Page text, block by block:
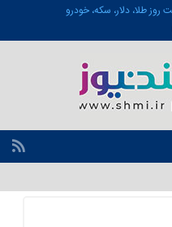
طلا، دلار، سکه، خودرو